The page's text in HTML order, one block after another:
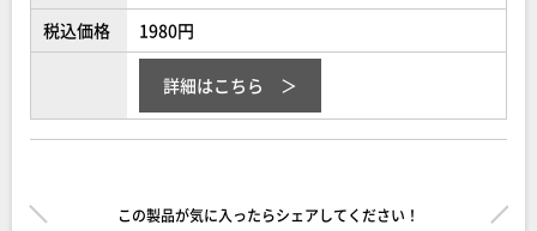
税込価格
1980円
詳細はこちら
この製品が気に入ったらシェアしてください！